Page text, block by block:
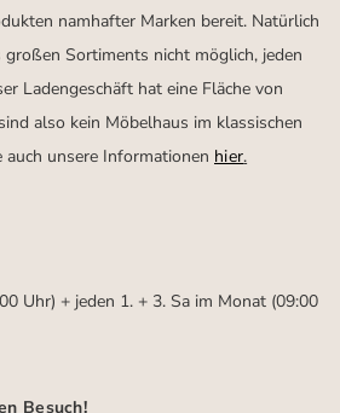
namhafter Marken bereit. Natürlich
Sortiments nicht möglich, jeden
Ladengeschäft hat eine Fläche von
also kein Möbelhaus im klassischen
auch unsere Informationen hier.
Uhr) + jeden 1. + 3. Sa im Monat (09:00
Besuch!